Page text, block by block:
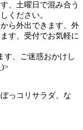
、土曜日で混み合う
ください。
ら外出できます、外
す、受付でお気軽に
す、ご迷惑おかけし
っコリサラダ、な